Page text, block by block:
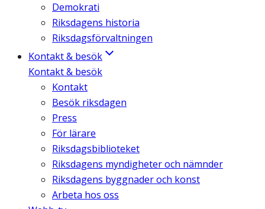
Demokrati
Riksdagens historia
Riksdagsförvaltningen
Kontakt & besök
Kontakt & besök
Kontakt
Besök riksdagen
Press
För lärare
Riksdagsbiblioteket
Riksdagens myndigheter och nämnder
Riksdagens byggnader och konst
Arbeta hos oss